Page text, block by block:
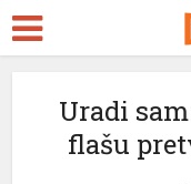
Uradi
flašu